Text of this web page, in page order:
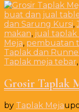
buat dan jual
dan Sarung Kursi,
makan, jual taplak
Meja, pembuatan
Taplak dan
Taplak meja tebar,
Grosir Taplak
by Taplak Meja